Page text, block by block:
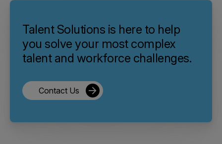
Talent Solutions is here to help
you solve your most complex
talent and workforce challenges.
Contact Us